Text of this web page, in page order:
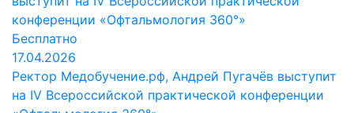
Бесплатно
17.04.2026
Ректор Медобучение.рф, Андрей Пугачёв выступит
на IV Всероссийской практической конференции